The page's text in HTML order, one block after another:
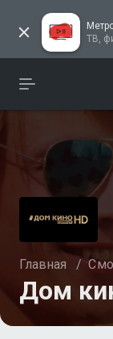
ТВ,
Главная /
Дом